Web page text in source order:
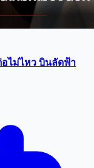
ไม่ไหว บินลัดฟ้า